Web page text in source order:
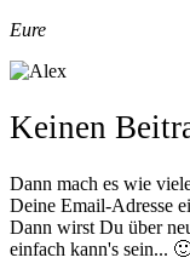
Eure
Keinen
Dann mach es wie
Deine Email-Adresse
Dann wirst Du über
einfach kann's sein...